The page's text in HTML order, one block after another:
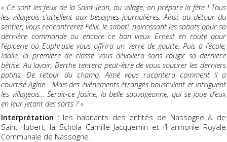
« Ce sont les feux de la Saint-Jean, au village, on prépare la fête ! Tous
les villageois s’attellent aux besognes journalières. Ainsi, au détour du
sentier, vous rencontrerez Félix, le sabotî, noircissant les sabots pour sa
dernière commande ou encore ce bon vieux Ernest en route pour
l’épicerie où Euphrasie vous offrira un verre de goutte. Puis à l’école,
Idalie, la première de classe vous dévoilera sans rougir sa dernière
bêtise. Au lavoir, Berthe tentera peut-être de vous soutirer les derniers
potins. De retour du champ, Aimé vous racontera comment il a
courtisé Aglaë... Mais des événements étranges bousculent et intriguent
les villageois… Serait-ce Josine, la belle sauvageonne, qui se joue d’eux
en leur jetant des sorts ? »
Interprétation : les habitants des entités de Nassogne & de
Saint-Hubert, la Schola Camille Jacquemin et l’Harmonie Royale
Communale de Nassogne.